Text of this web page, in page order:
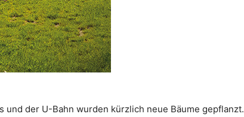
und der U-Bahn wurden kürzlich neue Bäume gepflanzt.